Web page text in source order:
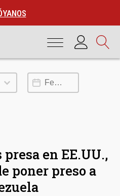
Fecha de publicación
en EE.UU.,
poner preso a